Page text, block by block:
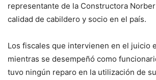
representante de la Constructora
calidad de cabildero y socio en el país.
Los fiscales que intervienen en el juicio
mientras se desempeñó como
tuvo ningún reparo en la utilización de